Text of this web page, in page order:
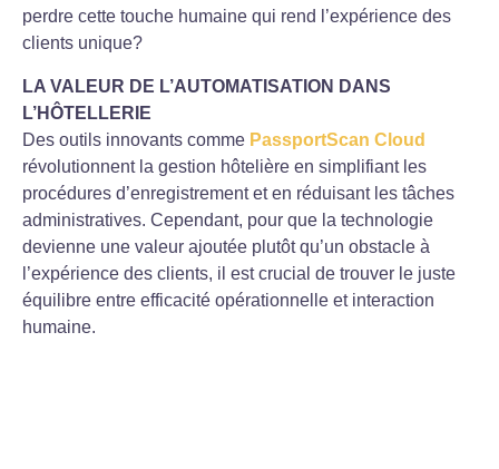
perdre cette touche humaine qui rend l’expérience des
clients unique?
LA VALEUR DE L’AUTOMATISATION DANS
L’HÔTELLERIE
Des outils innovants comme PassportScan Cloud
révolutionnent la gestion hôtelière en simplifiant les
procédures d’enregistrement et en réduisant les tâches
administratives. Cependant, pour que la technologie
devienne une valeur ajoutée plutôt qu’un obstacle à
l’expérience des clients, il est crucial de trouver le juste
équilibre entre efficacité opérationnelle et interaction
humaine.